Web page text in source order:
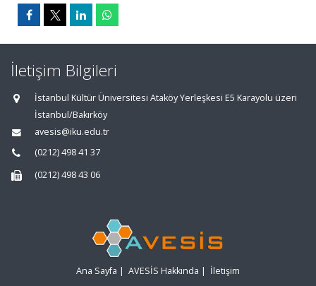
İletişim Bilgileri
İstanbul Kültür Üniversitesi Ataköy Yerleşkesi E5 Karayolu üzeri
İstanbul/Bakırköy
avesis@iku.edu.tr
(0212) 498 41 37
(0212) 498 43 06
Ana Sayfa | AVESİS Hakkında | İletişim